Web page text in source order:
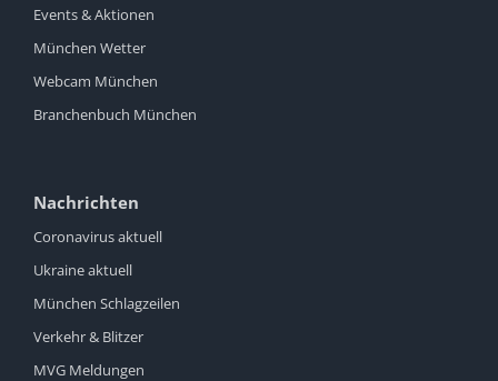
Events & Aktionen
München Wetter
Webcam München
Branchenbuch München
Nachrichten
Coronavirus aktuell
Ukraine aktuell
München Schlagzeilen
Verkehr & Blitzer
MVG Meldungen